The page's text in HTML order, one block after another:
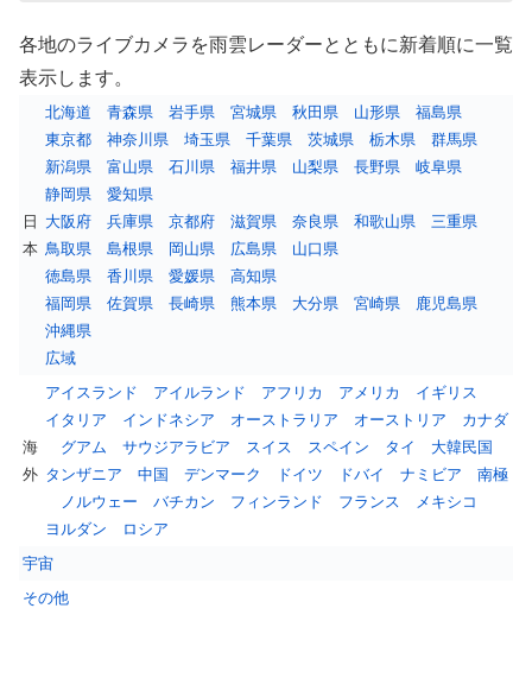
各地のライブカメラを雨雲レーダーとともに新着順に一覧
表示します。
日
本
北海道 青森県 岩手県 宮城県 秋田県 山形県
福島県
東京都
神奈川県 埼玉県 千葉県 茨城県 栃木県
群馬県
新潟県
富山県 石川県 福井県 山梨県 長野県
岐阜県
静岡県
愛知県
大阪府
兵庫県 京都府 滋賀県 奈良県 和歌山県
三重県
鳥取県
島根県 岡山県 広島県
山口県
徳島県
香川県 愛媛県
高知県
福岡県
佐賀県 長崎県 熊本県 大分県 宮崎県
鹿児島県
沖縄県
広域
海
外
アイスランド アイルランド アフリカ アメリカ
イギリス
イタリア
インドネシア オーストラリア オーストリア
カナダ
グアム
サウジアラビア スイス スペイン タイ
大韓民国
タンザニア
中国 デンマーク ドイツ ドバイ ナミビア
南極
ノルウェー
バチカン フィンランド フランス
メキシコ
ヨルダン
ロシア
宇宙
その他